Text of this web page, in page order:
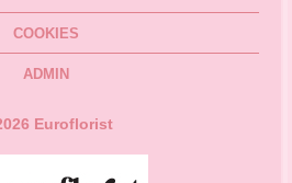
Euroflorist
COOKIES
ADMIN